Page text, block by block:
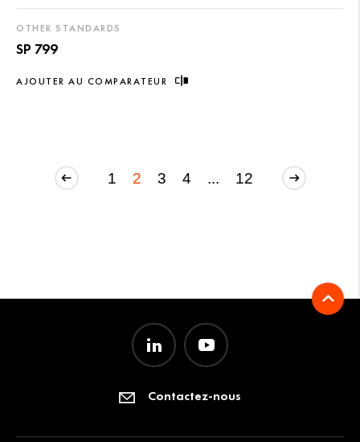
AJOUTER AU COMPARATEUR
OTHER STANDARDS
SP 799
1 2 3 4 ... 12
Contactez-nous